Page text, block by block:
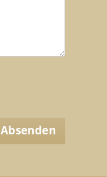
Absenden